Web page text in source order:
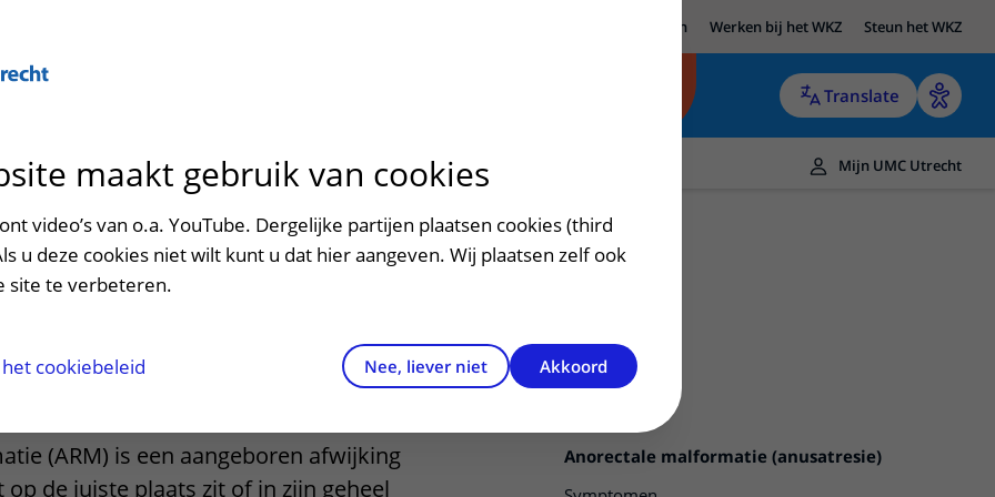
Research Werken bij het WKZ Steun het WKZ
Translate
met kinderen en ouders
en rechten
en route
en route
plattegrond
Mijn UMC Utrecht
malformatie
Anorectale malformatie (anusatresie)
(ARM) is een aangeboren afwijking
de juiste plaats zit of in zijn geheel
maakt gebruik van cookies
video’s van o.a. YouTube. Dergelijke partijen plaatsen cookies (third
u deze cookies niet wilt kunt u dat hier aangeven. Wij plaatsen zelf ook
site te verbeteren.
cookiebeleid Nee, liever niet Akkoord